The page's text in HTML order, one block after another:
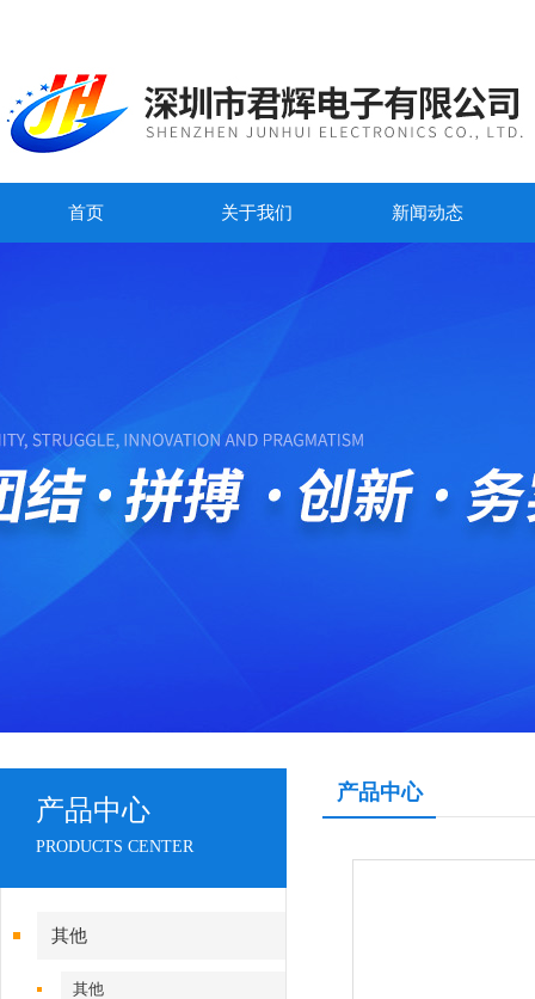
首页 关于我们 新闻动态
产品中心
PRODUCTS CENTER
其他
其他
产品中心